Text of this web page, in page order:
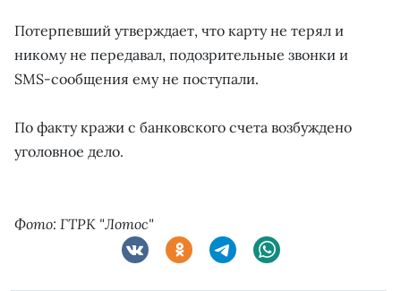
Потерпевший утверждает, что карту не терял и
никому не передавал, подозрительные звонки и
SMS-сообщения ему не поступали.
По факту кражи с банковского счета возбуждено
уголовное дело.
Фото: ГТРК "Лотос"